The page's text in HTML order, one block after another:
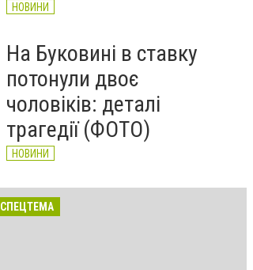
НОВИНИ
На Буковині в ставку
потонули двоє
чоловіків: деталі
трагедії (ФОТО)
НОВИНИ
СПЕЦТЕМА